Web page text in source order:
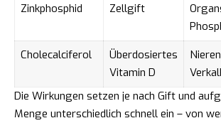
Zinkphosphid Zellgift
Cholecalciferol
Überdosiertes
Vitamin D
Die Wirkungen setzen je nach Gift und
Menge unterschiedlich schnell ein – von